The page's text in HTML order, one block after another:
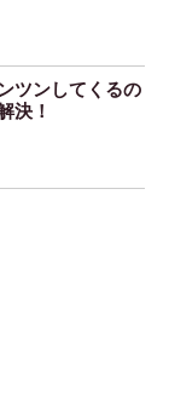
ツンしてくるの
決！